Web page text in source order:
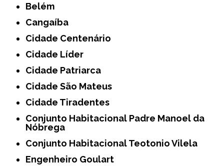
Belém
Cangaíba
Cidade Centenário
Cidade Líder
Cidade Patriarca
Cidade São Mateus
Cidade Tiradentes
Conjunto Habitacional Padre Manoel da
Nóbrega
Conjunto Habitacional Teotonio Vilela
Engenheiro Goulart